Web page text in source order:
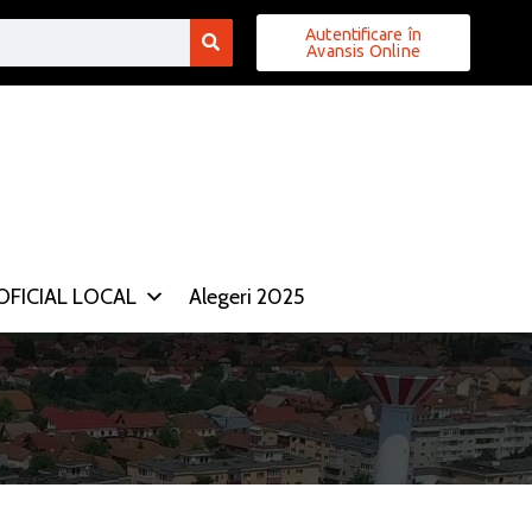
Autentificare în
Avansis Online
LOCAL Alegeri 2025